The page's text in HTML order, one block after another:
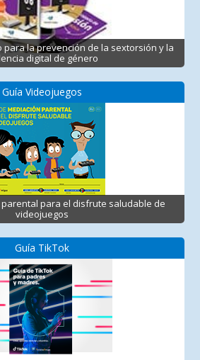
para la prevención de la sextorsión y la
digital de género
Guía Videojuegos
para el disfrute saludable de
videojuegos
Guía TikTok